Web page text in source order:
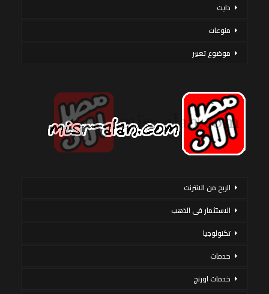
دايت
منوعات
موضوع تعبير
الربح من الانترنت
الاستثمار فى الذهب
تكنولوجيا
خدمات
خدمات اورنج